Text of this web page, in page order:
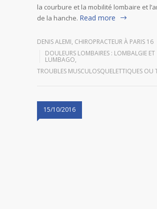
la courbure et la mobilité lombaire et
de la hanche. Read more
DENIS ALEMI, CHIROPRACTEUR À PARIS 16
DOULEURS LOMBAIRES : LOMBALGIE ET
LUMBAGO,
TROUBLES MUSCULOSQUELETTIQUES OU
15/10/2016